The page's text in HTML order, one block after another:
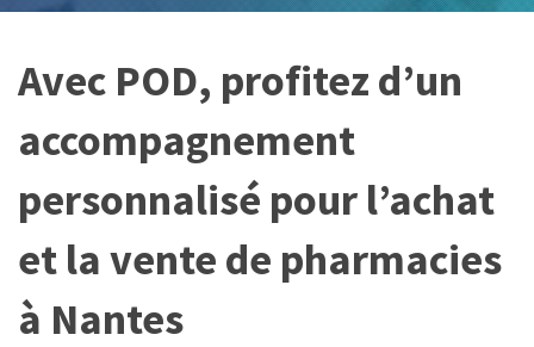
Avec POD, profitez d’un
accompagnement
personnalisé pour l’achat
et la vente de pharmacies
à Nantes